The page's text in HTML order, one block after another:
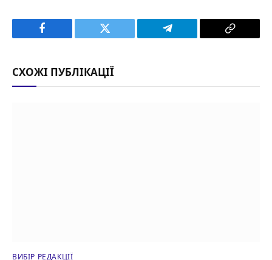
Facebook Twitter Telegram
Copy
СХОЖІ ПУБЛІКАЦІЇ
ВИБІР РЕДАКЦІЇ